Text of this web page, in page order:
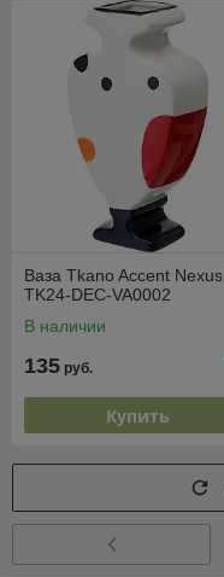
Ваза Tkano Accent Nexus
TK24-DEC-VA0002
В наличии
135 руб.
Купить